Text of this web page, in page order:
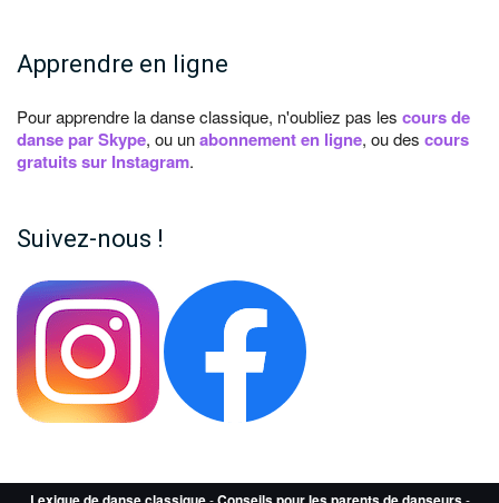
Apprendre en ligne
Pour apprendre la danse classique, n'oubliez pas les cours de
danse par Skype, ou unabonnement en ligne, ou des cours
gratuits sur Instagram.
Suivez-nous !
- -